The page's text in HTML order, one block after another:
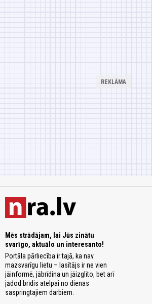
Mēs strādājam, lai Jūs zinātu
svarīgo, aktuālo un interesanto!
Portāla pārliecība ir tajā, ka nav
mazsvarīgu lietu – lasītājs ir ne vien
jāinformē, jābrīdina un jāizglīto, bet arī
jādod brīdis atelpai no dienas
saspringtajiem darbiem.